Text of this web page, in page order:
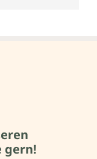
gern!